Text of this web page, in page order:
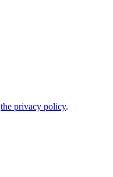
the privacy policy.